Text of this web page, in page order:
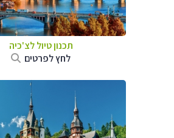
תכנון טיול לצ'כיה
לחץ לפרטים